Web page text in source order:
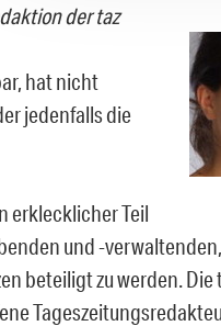
der taz
hat nicht
jedenfalls die
erklecklicher Teil
und -
beteiligt zu werden. Die